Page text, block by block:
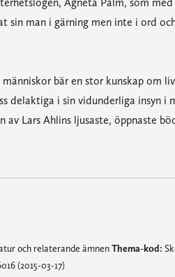
sin man i gärning men inte i ord
bär en stor kunskap om
delaktiga i sin vidunderliga insyn i
Lars Ahlins ljusaste, öppnaste
och relaterande ämnenThema-kod:
(2015-03-17)